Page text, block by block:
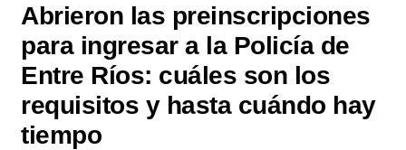
Abrieron las preinscripciones
para ingresar a la Policía de
Entre Ríos: cuáles son los
requisitos y hasta cuándo hay
tiempo